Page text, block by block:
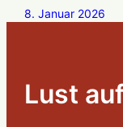
8. Januar 2026
Lust